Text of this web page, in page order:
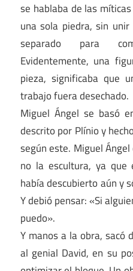
se hablaba de las
una sola piedra, sin
separado para
Evidentemente, una
pieza, significaba que
trabajo fuera desechado.
Miguel Ángel se basó
descrito por Plínio y
según este. Miguel
no la escultura, ya que
había descubierto aún y
Y debió pensar: «Si
puedo».
Y manos a la obra, sacó
al genial David, en su